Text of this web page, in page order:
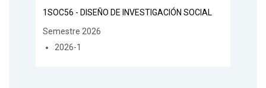
1SOC56 - DISEÑO DE INVESTIGACIÓN SOCIAL
Semestre 2026
2026-1